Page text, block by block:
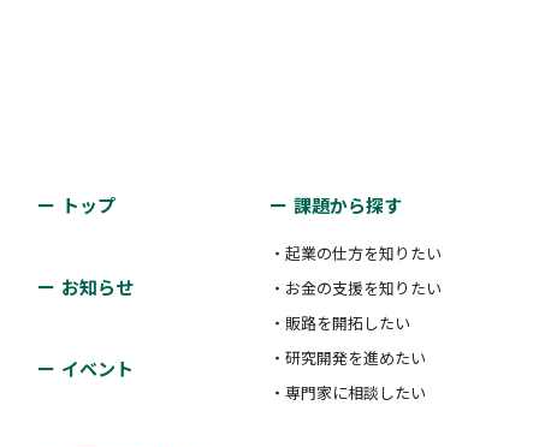
トップ
お知らせ
イベント
課題から探す
・起業の仕方を知りたい
・お金の支援を知りたい
・販路を開拓したい
・研究開発を進めたい
・専門家に相談したい